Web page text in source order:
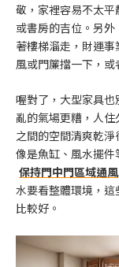
敬，家裡容易不太
或書房的吉位。另
著樓梯溜走，財運
風或門簾擋一下，或
喔對了，大型家具
亂的氣場更糟，人
之間的空間清爽乾淨
像是魚缸、風水擺件
保持門中門區域通風
水要看整體環境，
比較好。